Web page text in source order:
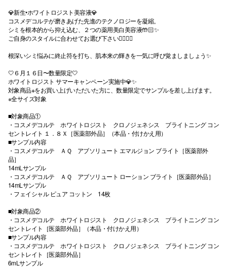
💎新生•ホワイトロジスト美容液💎
コスメデコルテが磨きあげた先進のテクノロジーを凝縮。
シミを根本的から抑え込む、２つの薬用美白美容液🤲🏻✨
ご自身のスタイルに合わせてお選び下さい💁🏻‍♀️✨
根深いシミ悩みに終止符を打ち、肌本来の輝きを一気に呼び覚ましましょう✨
🤍６月１６日〜数量限定🤍
ホワイトロジスト サマーキャンペーン実施中💎✨
対象商品※をお買い上げいただいた方に、数量限定でサンプルを差し上げます。
※全サイズ対象
■対象商品①
・コスメデコルテ ホワイトロジスト クロノジェネシス ブライトニング コン
セントレイト １．８Ｘ［医薬部外品］（本品・付けかえ用）
■サンプル内容
・コスメデコルテ ＡＱ アブソリュート エマルジョン ブライト［医薬部外
品］
14mLサンプル
・コスメデコルテ ＡＱ アブソリュート ローション ブライト［医薬部外品］
14mLサンプル
・フェイシャル ピュア コットン 14枚
■対象商品②
・コスメデコルテ ホワイトロジスト クロノジェネシス ブライトニング コン
セントレイト［医薬部外品］（本品・付けかえ用）
■サンプル内容
・コスメデコルテ ホワイトロジスト クロノジェネシス ブライトニング コン
セントレイト［医薬部外品］
6mLサンプル